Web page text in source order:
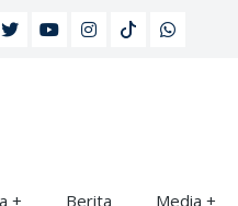
Berita Media